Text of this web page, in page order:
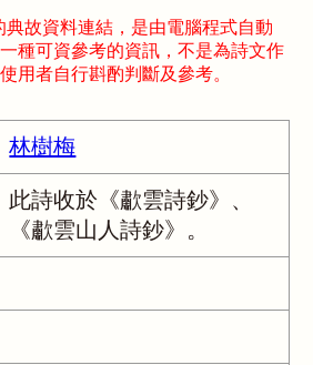
故資料連結，是由電腦程式自動
種可資參考的資訊，不是為詩文作
用者自行斟酌判斷及參考。
林樹梅
此詩收於《歗雲詩鈔》、
《歗雲山人詩鈔》。